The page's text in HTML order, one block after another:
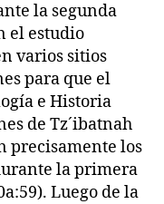
la segunda
el estudio
varios sitios
para que el
e Historia
de Tz´ibatnah
precisamente los
la primera
Luego de la